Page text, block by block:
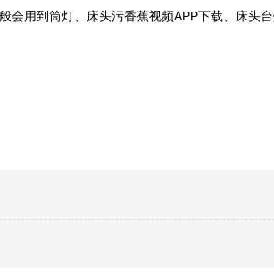
会用到筒灯、床头污香蕉视频APP下载、床